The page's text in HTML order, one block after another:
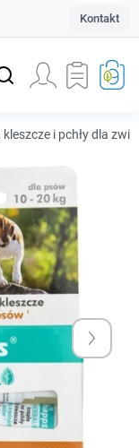
Kontakt
i pchły dla